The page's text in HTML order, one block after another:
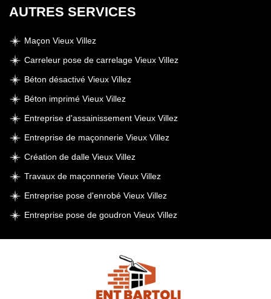
AUTRES SERVICES
Maçon Vieux Villez
Carreleur pose de carrelage Vieux Villez
Béton désactivé Vieux Villez
Béton imprimé Vieux Villez
Entreprise d'assainissement Vieux Villez
Entreprise de maçonnerie Vieux Villez
Création de dalle Vieux Villez
Travaux de maçonnerie Vieux Villez
Entreprise pose d'enrobé Vieux Villez
Entreprise pose de goudron Vieux Villez